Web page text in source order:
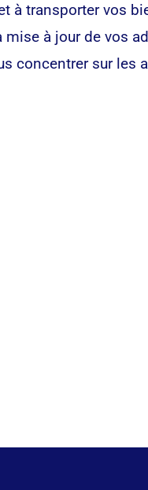
à transporter vos
à jour de vos
concentrer sur